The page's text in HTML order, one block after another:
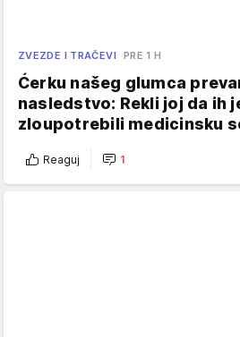
ZVEZDE I TRAČEVI PRE 1 H
Ćerku našeg glumca
nasledstvo: Rekli joj da ih
zloupotrebili medicinsku
Reaguj 1